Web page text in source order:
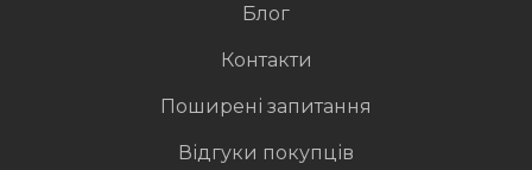
Блог
Контакти
Поширені запитання
Відгуки покупців